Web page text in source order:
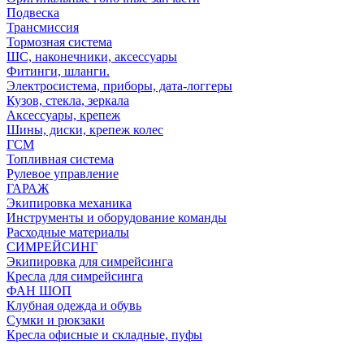
Подвеска
Трансмиссия
Тормозная система
ШС, наконечники, аксессуары
Фитинги, шланги.
Электросистема, приборы, дата-логгеры
Кузов, стекла, зеркала
Аксессуары, крепеж
Шины, диски, крепеж колес
ГСМ
Топливная система
Рулевое управление
ГАРАЖ
Экипировка механика
Инструменты и оборудование команды
Расходные материалы
СИМРЕЙСИНГ
Экипировка для симрейсинга
Кресла для симрейсинга
ФАН ШОП
Клубная одежда и обувь
Сумки и рюкзаки
Кресла офисные и складные, пуфы